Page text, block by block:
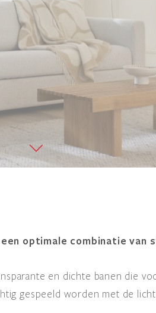
optimale combinatie
en dichte banen die
gespeeld worden met de